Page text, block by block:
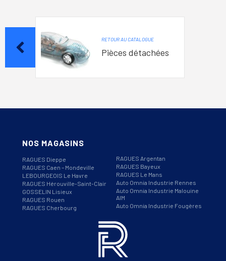
RETOUR AU CATALOGUE
Pièces détachées
NOS MAGASINS
RAGUES Dieppe
RAGUES Caen – Mondeville
LEBOURGEOIS Le Havre
RAGUES Hérouville-Saint-Clair
GOSSELIN Lisieux
RAGUES Rouen
RAGUES Cherbourg
RAGUES Argentan
RAGUES Bayeux
RAGUES Le Mans
Auto Omnia Industrie Rennes
Auto Omnia Industrie Malouine
AIM
Auto Omnia Industrie Fougères